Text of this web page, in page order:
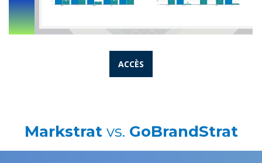
ACCÈS
Markstratvs. GoBrandStrat